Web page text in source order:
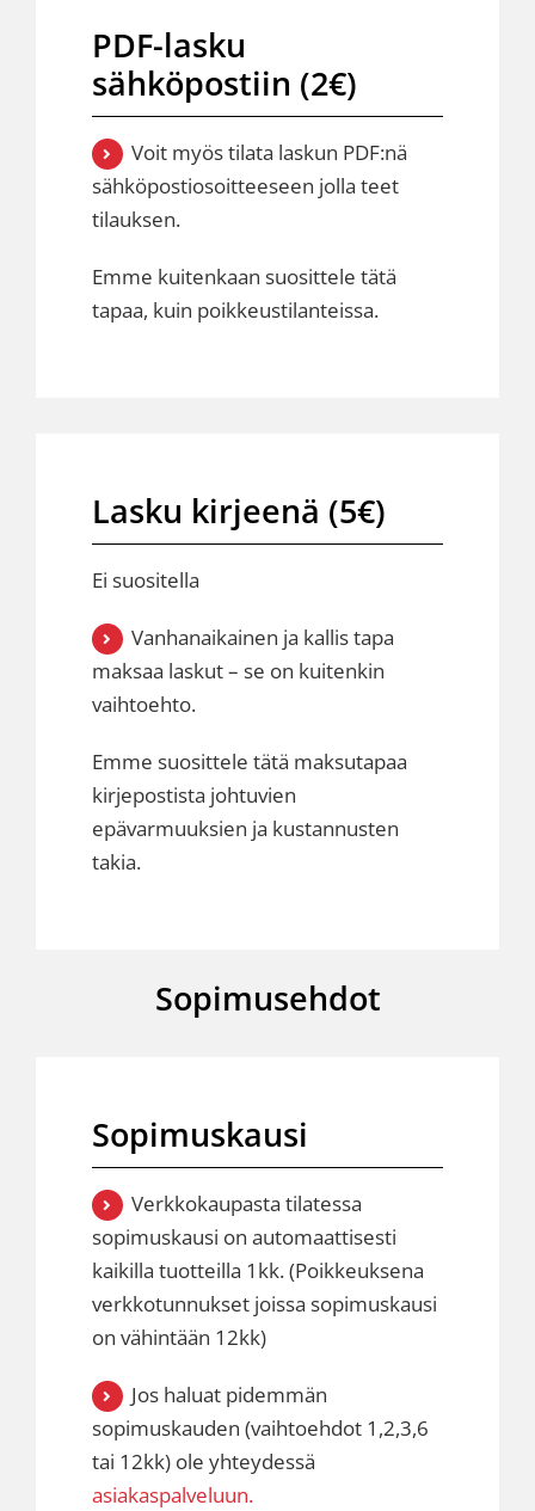
PDF-lasku
sähköpostiin (2€)
Voit myös tilata laskun PDF:nä
sähköpostiosoitteeseen jolla teet
tilauksen.
Emme kuitenkaan suosittele tätä
tapaa, kuin poikkeustilanteissa.
Lasku kirjeenä (5€)
Ei suositella
Vanhanaikainen ja kallis tapa
maksaa laskut – se on kuitenkin
vaihtoehto.
Emme suosittele tätä maksutapaa
kirjepostista johtuvien
epävarmuuksien ja kustannusten
takia.
Sopimusehdot
Sopimuskausi
Verkkokaupasta tilatessa
sopimuskausi on automaattisesti
kaikilla tuotteilla 1kk. (Poikkeuksena
verkkotunnukset joissa sopimuskausi
on vähintään 12kk)
Jos haluat pidemmän
sopimuskauden (vaihtoehdot 1,2,3,6
tai 12kk) ole yhteydessä
asiakaspalveluun.